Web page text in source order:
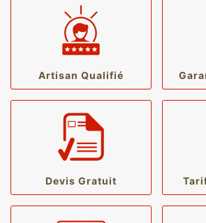
Artisan Qualifié
Devis Gratuit